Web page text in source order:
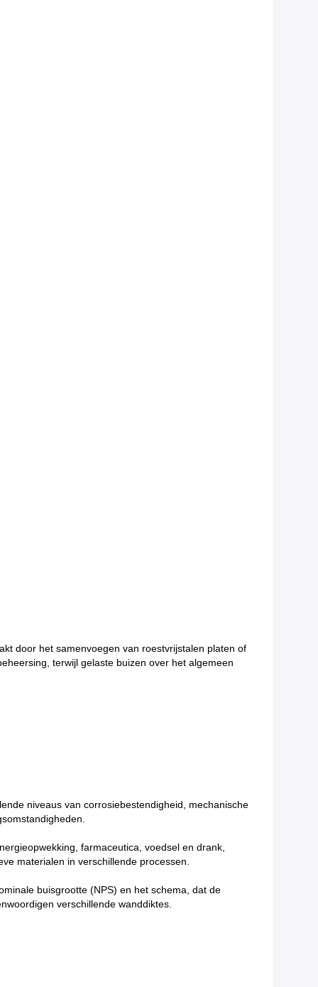
door het samenvoegen van roestvrijstalen platen of
terwijl gelaste buizen over het algemeen
niveaus van corrosiebestendigheid, mechanische
farmaceutica, voedsel en drank,
materialen in verschillende processen.
buisgrootte (NPS) en het schema, dat de
verschillende wanddiktes.